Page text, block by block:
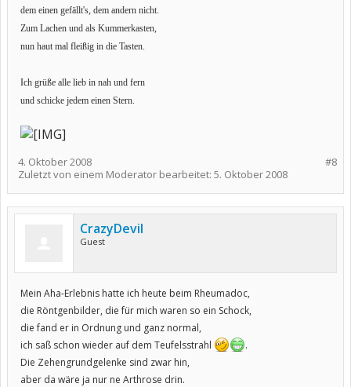
dem einen gefällt's, dem andern nicht.
Zum Lachen und als Kummerkasten,
nun haut mal fleißig in die Tasten.
Ich grüße alle lieb in nah und fern
und schicke jedem einen Stern.
#8
4. Oktober 2008
Zuletzt von einem Moderator bearbeitet: 5. Oktober 2008
CrazyDevil
Guest
Mein Aha-Erlebnis hatte ich heute beim Rheumadoc,
die Röntgenbilder, die für mich waren so ein Schock,
die fand er in Ordnung und ganz normal,
ich saß schon wieder auf dem Teufelsstrahl
.
Die Zehengrundgelenke sind zwar hin,
aber da wäre ja nur ne Arthrose drin.